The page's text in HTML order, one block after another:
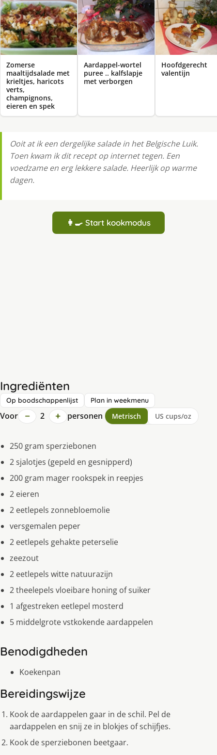
Zomerse
maaltijdsalade met
krieltjes, haricots
verts,
champignons,
eieren en spek
Aardappel-wortel
puree .. kalfslapje
met verborgen
Hoofdgerecht
valentijn
Ooit at ik een dergelijke salade in het Belgische Luik.
Toen kwam ik dit recept op internet tegen. Een
voedzame en erg lekkere salade. Heerlijk op warme
dagen.
👩‍🍳 Start kookmodus
Ingrediënten
Op boodschappenlijst Plan in weekmenu
Voor − 2 + personen Metrisch US cups/oz
250 gram sperziebonen
2 sjalotjes (gepeld en gesnipperd)
200 gram mager rookspek in reepjes
2 eieren
2 eetlepels zonnebloemolie
versgemalen peper
2 eetlepels gehakte peterselie
zeezout
2 eetlepels witte natuurazijn
2 theelepels vloeibare honing of suiker
1 afgestreken eetlepel mosterd
5 middelgrote vstkokende aardappelen
Benodigdheden
Koekenpan
Bereidingswijze
Kook de aardappelen gaar in de schil. Pel de
aardappelen en snij ze in blokjes of schijfjes.
Kook de sperziebonen beetgaar.